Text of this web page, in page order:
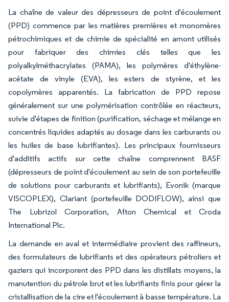
La chaîne de valeur des dépresseurs de point d'écoulement
(PPD) commence par les matières premières et monomères
pétrochimiques et de chimie de spécialité en amont utilisés
pour fabriquer des chimies clés telles que les
polyalkylméthacrylates (PAMA), les polymères d'éthylène-
acétate de vinyle (EVA), les esters de styrène, et les
copolymères apparentés. La fabrication de PPD repose
généralement sur une polymérisation contrôlée en réacteurs,
suivie d'étapes de finition (purification, séchage et mélange en
concentrés liquides adaptés au dosage dans les carburants ou
les huiles de base lubrifiantes). Les principaux fournisseurs
d'additifs actifs sur cette chaîne comprennent BASF
(dépresseurs de point d'écoulement au sein de son portefeuille
de solutions pour carburants et lubrifiants), Evonik (marque
VISCOPLEX), Clariant (portefeuille DODIFLOW), ainsi que
The Lubrizol Corporation, Afton Chemical et Croda
International Plc.
La demande en aval et intermédiaire provient des raffineurs,
des formulateurs de lubrifiants et des opérateurs pétroliers et
gaziers qui incorporent des PPD dans les distillats moyens, la
manutention du pétrole brut et les lubrifiants finis pour gérer la
cristallisation de la cire et l'écoulement à basse température. La